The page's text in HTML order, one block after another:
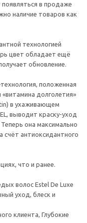
в продаже
наличие товаров как
технологией
цвет обладает ещё
обновление.
положенная
долголетия»
в ухаживающем
выводит краску-уход
она максимально
счёт антиоксидантного
что и ранее.
волос Estel De Luxe
уход, блеск и
клиента, Глубокие